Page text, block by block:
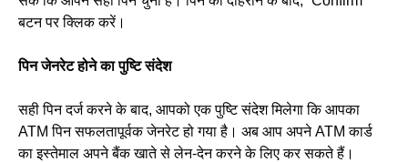
बटन पर क्लिक करें।
पिन जेनरेट होने का पुष्टि संदेश
सही पिन दर्ज करने के बाद, आपको एक पुष्टि संदेश मिलेगा कि आपका
ATM पिन सफलतापूर्वक जेनरेट हो गया है। अब आप अपने ATM कार्ड
का इस्तेमाल अपने बैंक खाते से लेन-देन करने के लिए कर सकते हैं।